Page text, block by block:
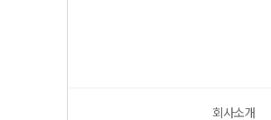
회사소개